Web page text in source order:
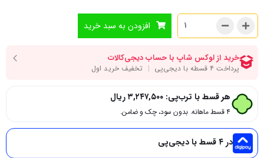
افزودن به سبد خرید
هر قسط با ترب‌پی: ۳,۲۴۷,۵۰۰ریال
۴ قسط ماهانه. بدون سود، چک و ضامن.
در ۴ قسط با دیجی‌پی